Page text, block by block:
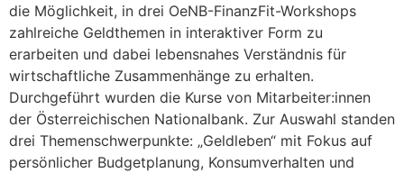
die Möglichkeit, in drei OeNB-FinanzFit-Workshops
zahlreiche Geldthemen in interaktiver Form zu
erarbeiten und dabei lebensnahes Verständnis für
wirtschaftliche Zusammenhänge zu erhalten.
Durchgeführt wurden die Kurse von Mitarbeiter:innen
der Österreichischen Nationalbank. Zur Auswahl standen
drei Themenschwerpunkte: „Geldleben“ mit Fokus auf
persönlicher Budgetplanung, Konsumverhalten und